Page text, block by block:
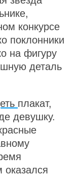
конкурсе
поклонники
на фигуру
деталь
плакат,
девушку.
оказался